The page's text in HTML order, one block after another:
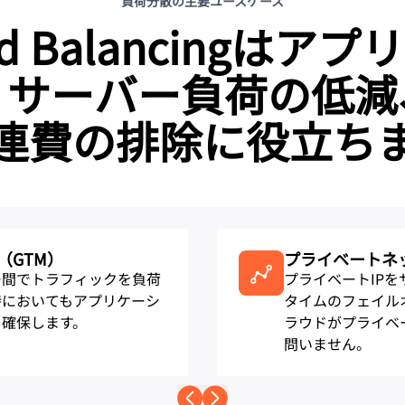
Balancingはアプ
ーバー負荷の低
費の排除に役立ち
）
でトラフィックを負荷
おいてもアプリケーシ
保します。
プライベートネ
プライベートIP
タイムのフェイ
ラウドがプライ
問いません。